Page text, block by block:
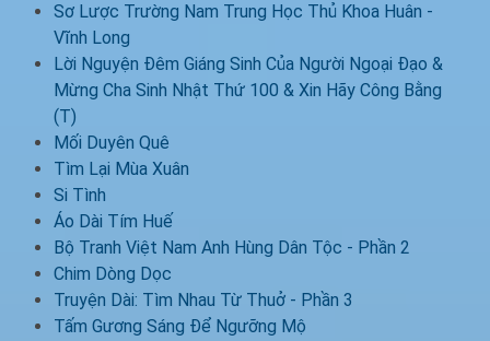
Sơ Lược Trường Nam Trung Học Thủ Khoa Huân -
Vĩnh Long
Lời Nguyện Đêm Giáng Sinh Của Người Ngoại Đạo &
Mừng Cha Sinh Nhật Thứ 100 & Xin Hãy Công Bằng
(T)
Mối Duyên Quê
Tìm Lại Mùa Xuân
Si Tình
Áo Dài Tím Huế
Bộ Tranh Việt Nam Anh Hùng Dân Tộc - Phần 2
Chim Dòng Dọc
Truyện Dài: Tìm Nhau Từ Thuở - Phần 3
Tấm Gương Sáng Để Ngưỡng Mộ